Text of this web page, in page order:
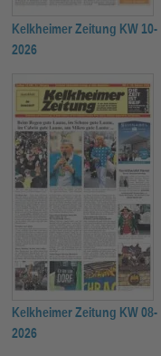
Kelkheimer Zeitung KW 10-
2026
Kelkheimer Zeitung KW 08-
2026